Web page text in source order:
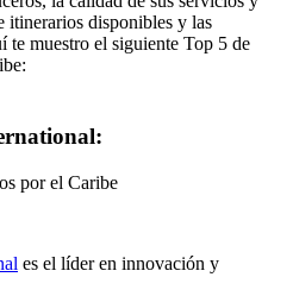
itinerarios disponibles y las
te muestro el siguiente Top 5 de
:
es el líder en innovación y